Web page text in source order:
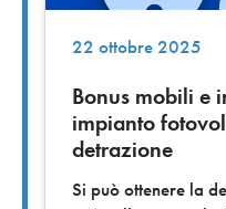
22 ottobre 2025
Bonus mobili e
impianto
detrazione
Si può ottenere la